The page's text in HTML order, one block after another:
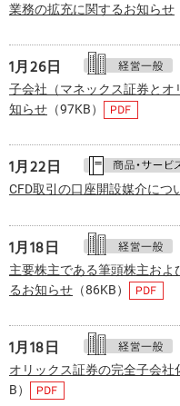
業務の拡充に関するお知らせ
1月26日
子会社（マネックス証券と
知らせ （97KB）
1月22日
CFD取引の口座開設媒介につ
1月18日
主要株主である筆頭株主お
るお知らせ （86KB）
1月18日
オリックス証券の完全子会
B）